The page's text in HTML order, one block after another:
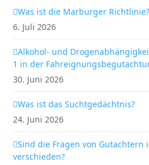
Was ist die Marburger Richtlinie?
6. Juli 2026
Alkohol- und
1 in der
30. Juni 2026
Was ist das Suchtgedächtnis?
24. Juni 2026
Sind die Fragen von Gutachtern
verschieden?